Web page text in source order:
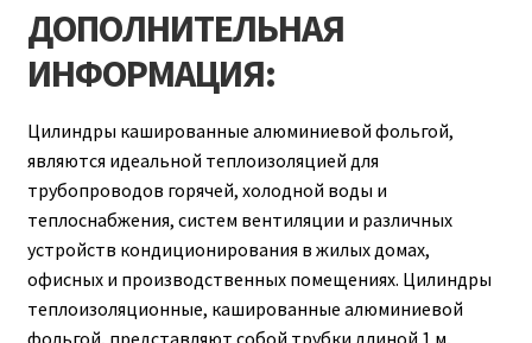
ДОПОЛНИТЕЛЬНАЯ
ИНФОРМАЦИЯ:
Цилиндры кашированные алюминиевой фольгой,
являются идеальной теплоизоляцией для
трубопроводов горячей, холодной воды и
теплоснабжения, систем вентиляции и различных
устройств кондиционирования в жилых домах,
офисных и производственных помещениях. Цилиндры
теплоизоляционные, кашированные алюминиевой